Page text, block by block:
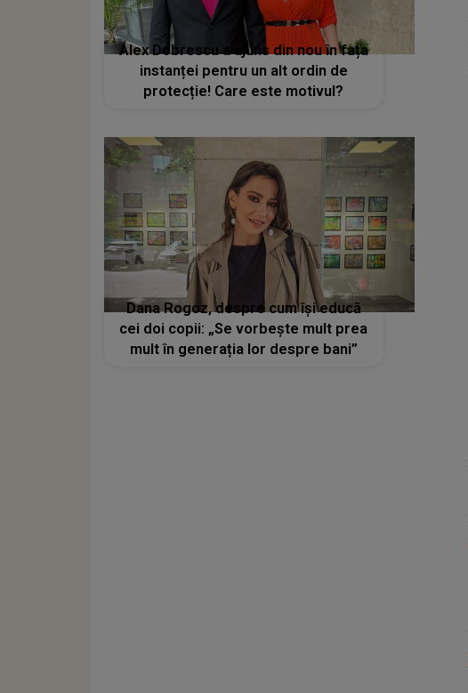
Alex Dobrescu a ajuns din nou în fața
instanței pentru un alt ordin de
protecție! Care este motivul?
Dana Rogoz, despre cum își educă
cei doi copii: „Se vorbește mult prea
mult în generația lor despre bani”